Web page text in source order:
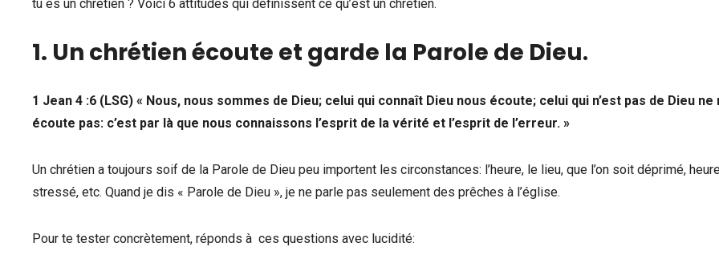
tu es un chrétien ? Voici 6 attitudes qui définissent ce qu’est un chrétien.
1. Un chrétien écoute et garde la Parole de Dieu.
1 Jean 4 :6 (LSG) « Nous, nous sommes de Dieu; celui qui connaît Dieu nous écoute; celui qui n’est pas de Dieu ne
écoute pas: c’est par là que nous connaissons l’esprit de la vérité et l’esprit de l’erreur. »
Un chrétien a toujours soif de la Parole de Dieu peu importent les circonstances: l’heure, le lieu, que l’on soit déprimé,
stressé, etc. Quand je dis « Parole de Dieu », je ne parle pas seulement des prêches à l’église.
Pour te tester concrètement, réponds à ces questions avec lucidité: